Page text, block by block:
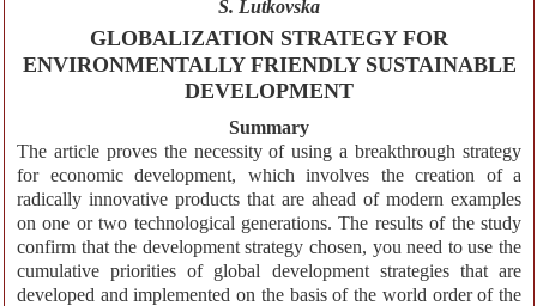
S. Lutkovska
GLOBALIZATION STRATEGY FOR
ENVIRONMENTALLY FRIENDLY SUSTAINABLE
DEVELOPMENT
Summary
The article proves the necessity of using a breakthrough strategy
for economic development, which involves the creation of a
radically innovative products that are ahead of modern examples
on one or two technological generations. The results of the study
confirm that the development strategy chosen, you need to use the
cumulative priorities of global development strategies that are
developed and implemented on the basis of the world order of the